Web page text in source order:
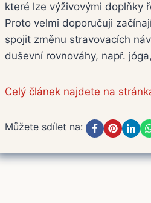
které lze výživovými doplňky
Proto velmi doporučuji
spojit změnu stravovacích
duševní rovnováhy, např.
Celý článek najdete na
Můžete sdílet na: